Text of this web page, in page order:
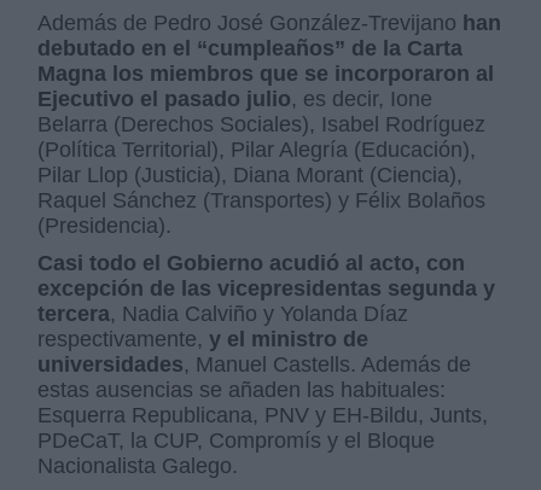
Además de Pedro José González-Trevijano han
debutado en el “cumpleaños” de la Carta
Magna los miembros que se incorporaron al
Ejecutivo el pasado julio, es decir, Ione
Belarra (Derechos Sociales), Isabel Rodríguez
(Política Territorial), Pilar Alegría (Educación),
Pilar Llop (Justicia), Diana Morant (Ciencia),
Raquel Sánchez (Transportes) y Félix Bolaños
(Presidencia).
Casi todo el Gobierno acudió al acto, con
excepción de las vicepresidentas segunda y
tercera, Nadia Calviño y Yolanda Díaz
respectivamente,y el ministro de
universidades, Manuel Castells. Además de
estas ausencias se añaden las habituales:
Esquerra Republicana, PNV y EH-Bildu, Junts,
PDeCaT, la CUP, Compromís y el Bloque
Nacionalista Galego.